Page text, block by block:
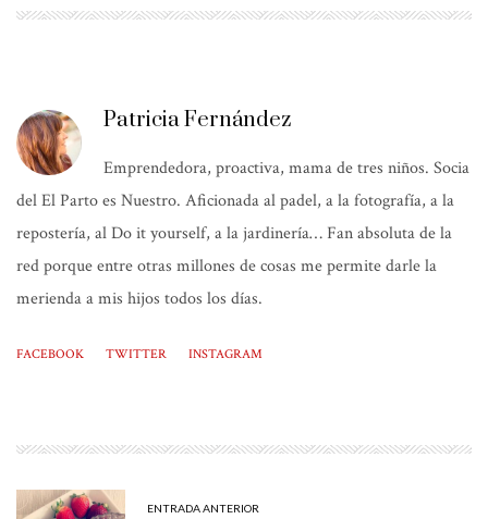
Patricia Fernández
Emprendedora, proactiva, mama de tres niños. Socia
del El Parto es Nuestro. Aficionada al padel, a la fotografía, a la
repostería, al Do it yourself, a la jardinería… Fan absoluta de la
red porque entre otras millones de cosas me permite darle la
merienda a mis hijos todos los días.
FACEBOOK TWITTER INSTAGRAM
ENTRADA ANTERIOR